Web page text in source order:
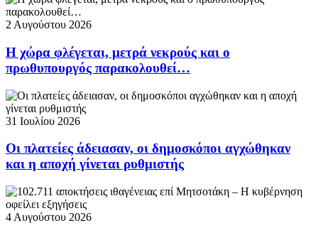
2 Αυγούστου 2026
Η χώρα φλέγεται, μετρά νεκρούς και ο
πρωθυπουργός παρακολουθεί…
31 Ιουλίου 2026
Οι πλατείες άδειασαν, οι δημοσκόποι αγχώθηκαν
και η αποχή γίνεται ρυθμιστής
4 Αυγούστου 2026